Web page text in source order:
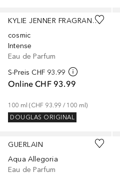
KYLIE JENNER FRAGRANCES
cosmic
Intense
Eau de Parfum
S-Preis CHF 93.99
Online CHF 93.99
100 ml (CHF 93.99 / 100 ml)
DOUGLAS ORIGINAL
GUERLAIN
Aqua Allegoria
Eau de Parfum